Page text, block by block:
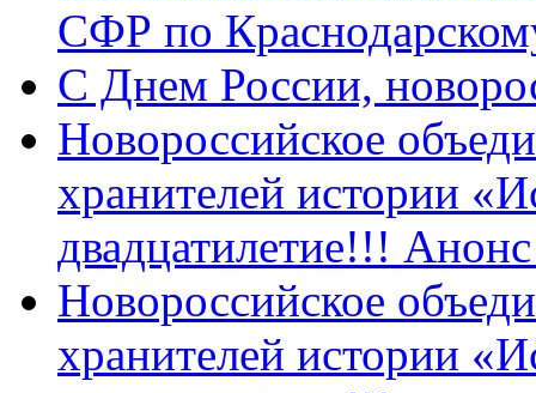
СФР по
C Днем России,
Новороссийское
хранителей истории
двадцатилетие!!!
Новороссийское
хранителей истории